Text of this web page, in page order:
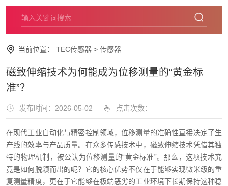
当前位置： TEC传感器 > 传感器
磁致伸缩技术为何能成为位移测量的“黄金标
准”？
发布时间：2026-05-02 点击次数：
在现代工业自动化与精密控制领域，位移测量的准确性直接决定了生
产线的效率与产品质量。在众多传感技术中，磁致伸缩技术凭借其独
特的物理机制，被公认为位移测量的“黄金标准”。那么，这项技术究
竟是如何脱颖而出的呢？它的核心优势不仅在于能够实现微米级的重
复测量精度，更在于它能够在极端恶劣的工业环境下长期保持这种稳